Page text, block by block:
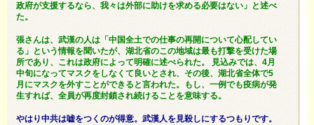
政府が支援するなら、我々は外部に助けを求める必要はない」と述べ
た。
張さんは、武漢の人は「中国全土での仕事の再開について心配してい
る」という情報を聞いたが、湖北省のこの地域は最も打撃を受けた場
所であり、これは政府によって明確に述べられた。 見込みでは、4月
中旬になってマスクをしなくて良いとされ、その後、湖北省全体で5
月にマスクを外すことができると言われた。もし、一例でも疫病が発
生すれば、全員が再度封鎖され続けることを意味する。
やはり中共は嘘をつくのが得意。武漢人を見殺しにするつもりです。